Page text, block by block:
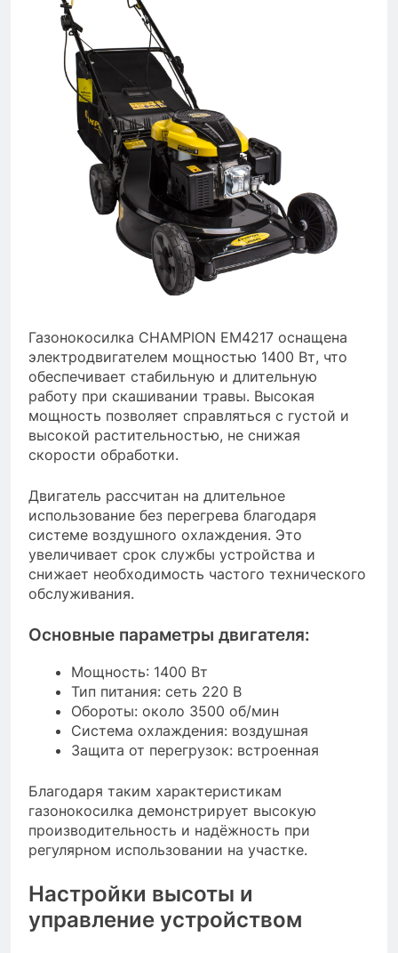
Газонокосилка CHAMPION EM4217 оснащена
электродвигателем мощностью 1400 Вт, что
обеспечивает стабильную и длительную
работу при скашивании травы. Высокая
мощность позволяет справляться с густой и
высокой растительностью, не снижая
скорости обработки.
Двигатель рассчитан на длительное
использование без перегрева благодаря
системе воздушного охлаждения. Это
увеличивает срок службы устройства и
снижает необходимость частого технического
обслуживания.
Основные параметры двигателя:
Мощность: 1400 Вт
Тип питания: сеть 220 В
Обороты: около 3500 об/мин
Система охлаждения: воздушная
Защита от перегрузок: встроенная
Благодаря таким характеристикам
газонокосилка демонстрирует высокую
производительность и надёжность при
регулярном использовании на участке.
Настройки высоты и
управление устройством